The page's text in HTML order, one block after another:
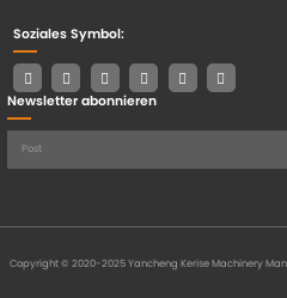
Soziales Symbol:
Newsletter abonnieren
Copyright © 2020-2025 Yancheng Kerise Machinery